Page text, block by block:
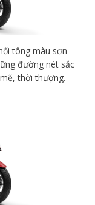
tông màu sơn
đường nét sắc
thời thượng.